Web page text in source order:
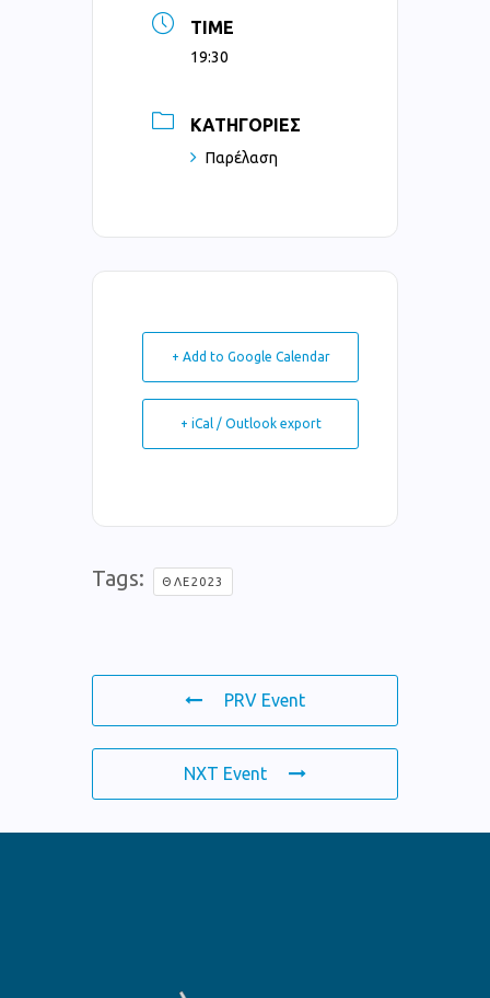
TIME
19:30
ΚΑΤΗΓΟΡΊΕΣ
Παρέλαση
+ Add to Google Calendar
+ iCal / Outlook export
Tags: ΘΛΕ2023
PRV Event
NXT Event